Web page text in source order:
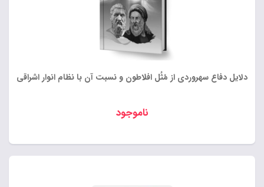
دلایل دفاع سهروردی از مُثُل افلاطون و نسبت آن با نظام انوار اشراقی
ناموجود